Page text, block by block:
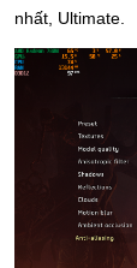
nhất, Ultimate.